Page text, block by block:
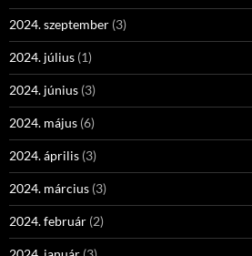
2024. szeptember (3)
2024. július (1)
2024. június (3)
2024. május (6)
2024. április (3)
2024. március (3)
2024. február (2)